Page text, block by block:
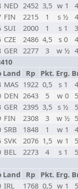
NED 2452 3,5 w 1
FIN 2215 1 s ½
SUI 2000 1 s 1
CZE 2486 4,5 s 0
GER 2277 3 w ½
Land Rp Pkt. Erg.
MAS 1922 0,5 s 1
DEN 2643 5 w 0
GER 2395 3,5 s ½
FIN 2308 3 w ½
SRB 1848 1 w 1
SVK 2076 1,5 w 1
BEL 2273 4 s 1
Land Rp Pkt. Erg.
IRL 1768 0,5 w 1